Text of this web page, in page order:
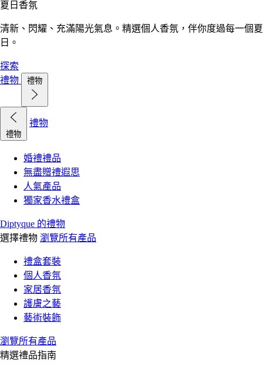
夏日香氛
清新、閃耀、充滿陽光氣息。精選個人香氛，伴你度過每一個夏
日。
探索
禮物
禮物
禮物
禮物
婚禮禮品
無盡贈禮遐思
人氣產品
獨家香水禮盒
Diptyque 的禮物
選擇禮物 瀏覽所有產品
禮盒套裝
個人香氛
家居香氛
護膚之藝
藝術裝飾
瀏覽所有產品
精選禮品指南